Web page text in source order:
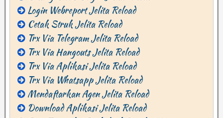
Login Webreport Jelita Reload
Cetak Struk Jelita Reload
Trx Via Telegram Jelita Reload
Trx Via Hangouts Jelita Reload
Trx Via Aplikasi Jelita Reload
Trx Via Whatsapp Jelita Reload
Mendaftarkan Agen Jelita Reload
Download Aplikasi Jelita Reload